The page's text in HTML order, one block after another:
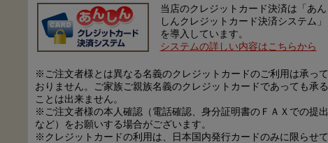
当店のクレジットカード決済は「あん
しんクレジットカード決済システム」
を導入しています。
システムの詳しい内容はこちらから
※ご注文者様とは異なる名義のクレジットカードのご利用は承って
おりません。ご家族ご親族名義のクレジットカードであっても承る
ことは出来ません。
※ご注文者様の本人確認（電話確認、身分証明書のＦＡＸでの提出
など）をお願いする場合がございます。
※クレジットカードの利用は、日本国内発行カードのみに限らせて